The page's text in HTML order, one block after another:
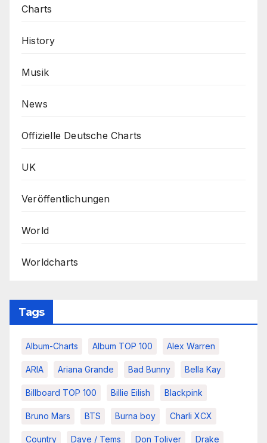
Charts
History
Musik
News
Offizielle Deutsche Charts
UK
Veröffentlichungen
World
Worldcharts
Tags
Album-Charts Album TOP 100 Alex Warren
ARIA Ariana Grande Bad Bunny Bella Kay
Billboard TOP 100 Billie Eilish Blackpink
Bruno Mars BTS Burna boy Charli XCX
Country Dave / Tems Don Toliver Drake